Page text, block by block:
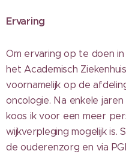
Ervaring
Om ervaring op te doen
het Academisch
voornamelijk op de
oncologie. Na enkele
koos ik voor een meer
wijkverpleging mogelijk is.
de ouderenzorg en via